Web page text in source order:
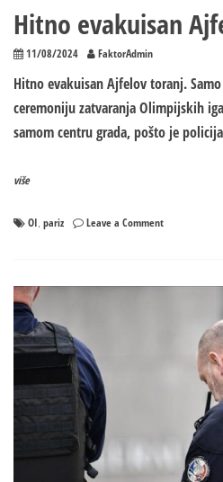
Hitno evakuisan
11/08/2024 FaktorAdmin
Hitno evakuisan Ajfelov toranj.
ceremoniju zatvaranja Olimpijskih
samom centru grada, pošto je
više
OI, pariz Leave a Commenton